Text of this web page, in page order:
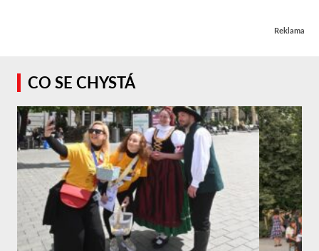
Reklama
CO SE CHYSTÁ